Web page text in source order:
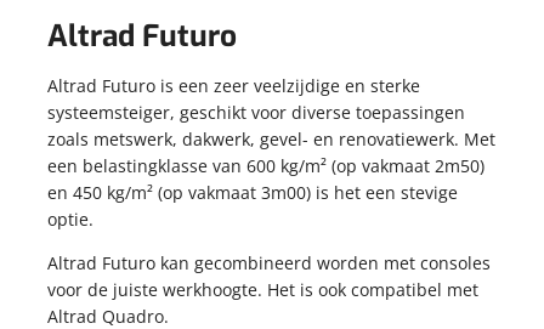
KOPPELINGEN
STEIGERNETTEN
STEIGERPLANKEN
KOPPELINGEN
STEIGERNETTEN
STEIGERPLANKEN
WERKBRUGGEN
Altrad Futuro
Altrad Futuro is een zeer veelzijdige en sterke
systeemsteiger, geschikt voor diverse toepassingen
zoals metswerk, dakwerk, gevel- en renovatiewerk. Met
een belastingklasse van 600 kg/m² (op vakmaat 2m50)
en 450 kg/m² (op vakmaat 3m00) is het een stevige
optie.
Altrad Futuro kan gecombineerd worden met consoles
voor de juiste werkhoogte. Het is ook compatibel met
Altrad Quadro.